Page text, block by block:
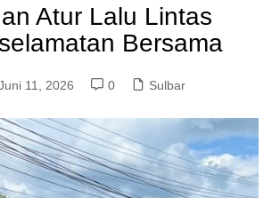
Atur Lalu Lintas
Bersama
11, 2026 0 Sulbar